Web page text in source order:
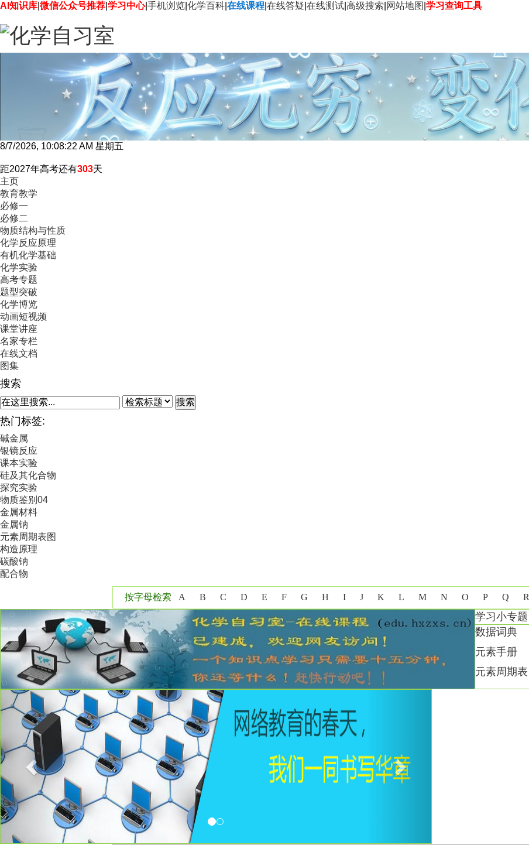
AI知识库 微信公众号推荐 学习中心|手机浏览 化学百科 在线课程 在线答疑 在线测试 高级搜索 网站地图 学习查询工具
8/7/2026, 10:08:24 AM 星期五
距2027年高考还有303天
主页
教育教学
必修一
必修二
物质结构与性质
化学反应原理
有机化学基础
化学实验
高考专题
题型突破
化学博览
动画短视频
课堂讲座
名家专栏
在线文档
图集
搜索
搜索
热门标签:
碱金属
银镜反应
课本实验
硅及其化合物
探究实验
物质鉴别04
金属材料
金属钠
元素周期表图
构造原理
碳酸钠
配合物
按字母检索 A B C D E F G H I J K L M N O P Q R
Y Z
学习小专题
数据词典
元素手册
元素周期表
Previous